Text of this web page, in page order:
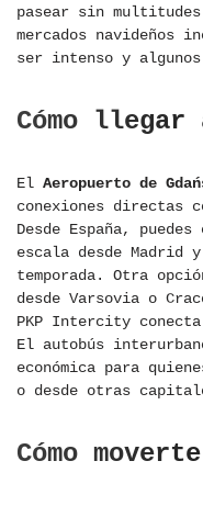
pasear sin
mercados navideños
ser intenso y
Cómo llegar
El Aeropuerto de
conexiones directas
Desde España,
escala desde Madrid
temporada. Otra
desde Varsovia o
PKP Intercity
El autobús
económica para
o desde otras
Cómo